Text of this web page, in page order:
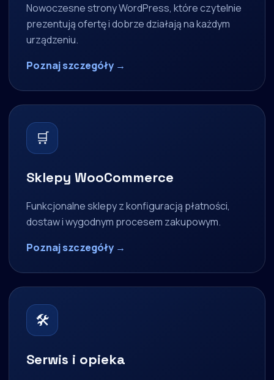
Nowoczesne strony WordPress, które czytelnie
prezentują ofertę i dobrze działają na każdym
urządzeniu.
Poznaj szczegóły →
🛒
Sklepy WooCommerce
Funkcjonalne sklepy z konfiguracją płatności,
dostaw i wygodnym procesem zakupowym.
Poznaj szczegóły →
🛠
Serwis i opieka